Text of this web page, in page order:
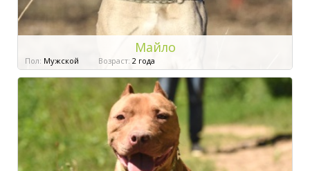
Майло
Пол: Мужской Возраст: 2 года